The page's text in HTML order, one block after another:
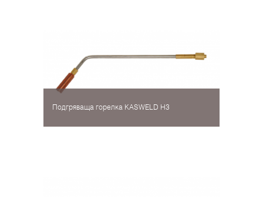
Подгряваща горелка KASWELD H3